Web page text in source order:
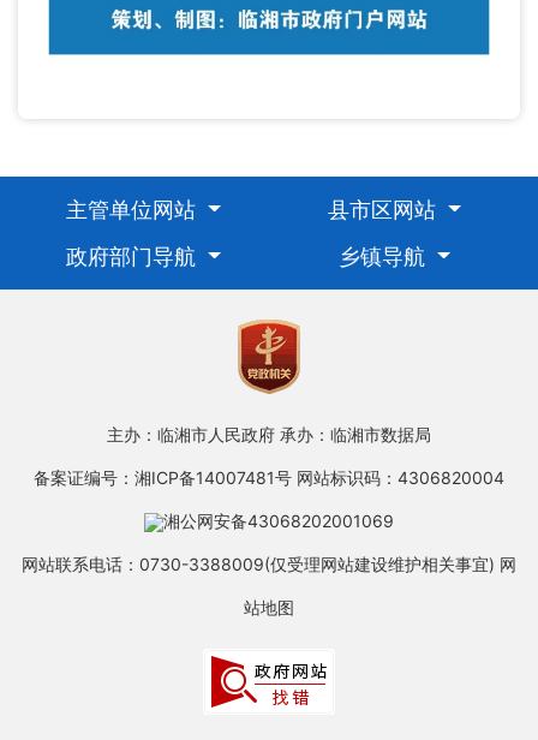
主管单位网站
县市区网站
政府部门导航
乡镇导航
主办：临湘市人民政府 承办：临湘市数据局
备案证编号：湘ICP备14007481号 网站标识码：4306820004
湘公网安备43068202001069
网站联系电话：0730-3388009(仅受理网站建设维护相关事宜) 网
站地图